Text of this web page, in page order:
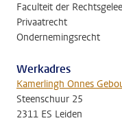
Faculteit der
Privaatrecht
Ondernemingsrecht
Werkadres
Kamerlingh Onnes
Steenschuur 25
2311 ES Leiden